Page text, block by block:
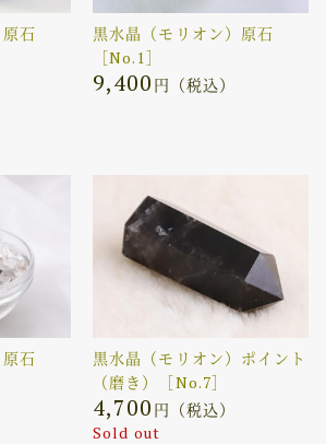
石
黒水晶（モリオン）原石
［No.1］
9,400 円（税込）
石
黒水晶（モリオン）ポイント
（磨き）［No.7］
4,700 円（税込）
Sold out